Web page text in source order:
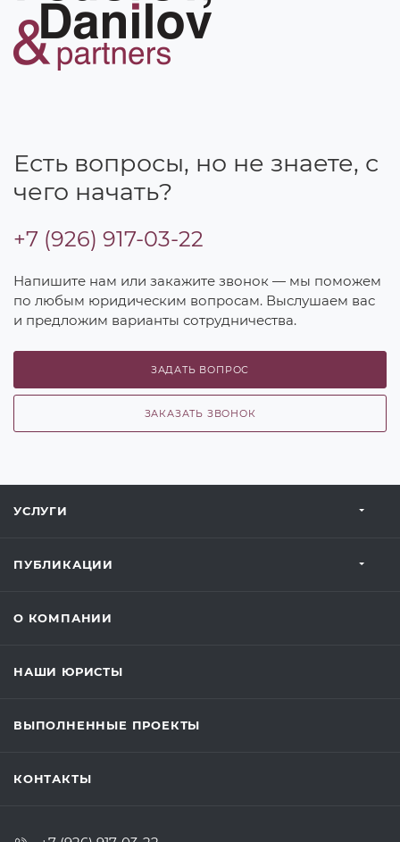
Есть вопросы, но не знаете, с
чего начать?
+7 (926) 917-03-22
Напишите нам или закажите звонок — мы поможем
по любым юридическим вопросам. Выслушаем вас
и предложим варианты сотрудничества.
ЗАДАТЬ ВОПРОС
ЗАКАЗАТЬ ЗВОНОК
УСЛУГИ
ПУБЛИКАЦИИ
О КОМПАНИИ
НАШИ ЮРИСТЫ
ВЫПОЛНЕННЫЕ ПРОЕКТЫ
КОНТАКТЫ